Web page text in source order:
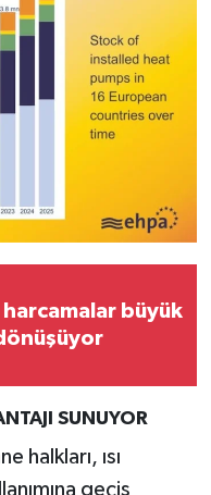
harcamalar büyük
SUNUYOR
halkları, ısı
geçiş